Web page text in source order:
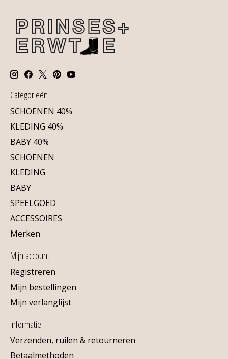
Categorieën
SCHOENEN 40%
KLEDING 40%
BABY 40%
SCHOENEN
KLEDING
BABY
SPEELGOED
ACCESSOIRES
Merken
Mijn account
Registreren
Mijn bestellingen
Mijn verlanglijst
Informatie
Verzenden, ruilen & retourneren
Betaalmethoden